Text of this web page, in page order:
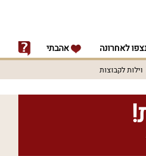
לאחרונה אהבתי
וילות לקבוצות